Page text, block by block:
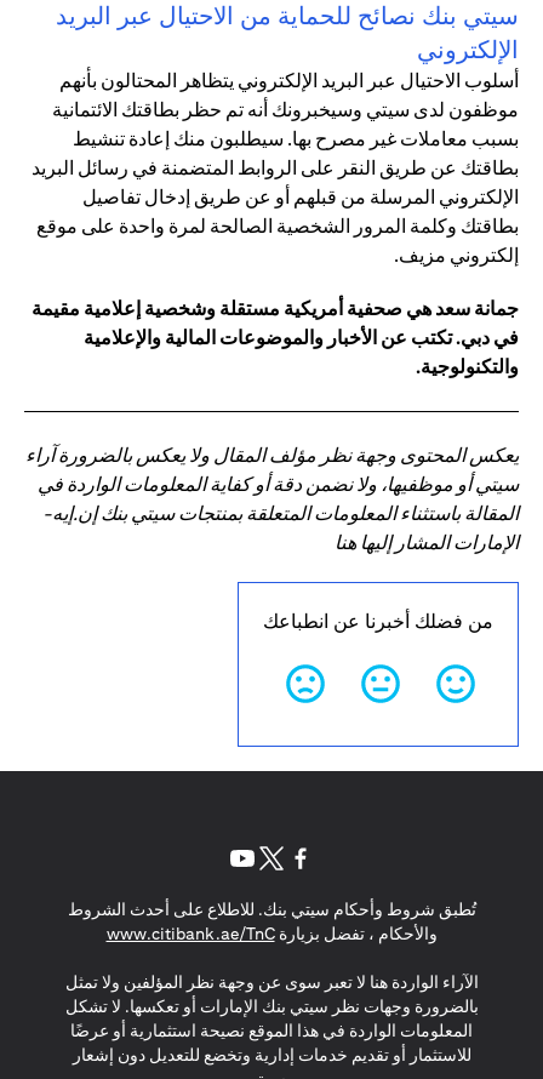
سيتي بنك نصائح للحماية من الاحتيال عبر البريد
الإلكتروني
أسلوب الاحتيال عبر البريد الإلكتروني يتظاهر المحتالون بأنهم
موظفون لدى سيتي وسيخبرونك أنه تم حظر بطاقتك الائتمانية
بسبب معاملات غير مصرح بها. سيطلبون منك إعادة تنشيط
بطاقتك عن طريق النقر على الروابط المتضمنة في رسائل البريد
الإلكتروني المرسلة من قبلهم أو عن طريق إدخال تفاصيل
بطاقتك وكلمة المرور الشخصية الصالحة لمرة واحدة على موقع
إلكتروني مزيف.
جمانة سعد هي صحفية أمريكية مستقلة وشخصية إعلامية مقيمة
في دبي. تكتب عن الأخبار والموضوعات المالية والإعلامية
والتكنولوجية.
يعكس المحتوى وجهة نظر مؤلف المقال ولا يعكس بالضرورة آراء
سيتي أو موظفيها، ولا نضمن دقة أو كفاية المعلومات الواردة في
المقالة باستثناء المعلومات المتعلقة بمنتجات سيتي بنك إن.إيه-
الإمارات المشار إليها هنا
من فضلك أخبرنا عن انطباعك
تُطبق شروط وأحكام سيتي بنك. للاطلاع على أحدث الشروط
والأحكام ، تفضل بزيارةwww.citibank.ae/TnC
in a new tab
الآراء الواردة هنا لا تعبر سوى عن وجهة نظر المؤلفين ولا تمثل
بالضرورة وجهات نظر سيتي بنك الإمارات أو تعكسها. لا تشكل
المعلومات الواردة في هذا الموقع نصيحة استثمارية أو عرضًا
للاستثمار أو تقديم خدمات إدارية وتخضع للتعديل دون إشعار